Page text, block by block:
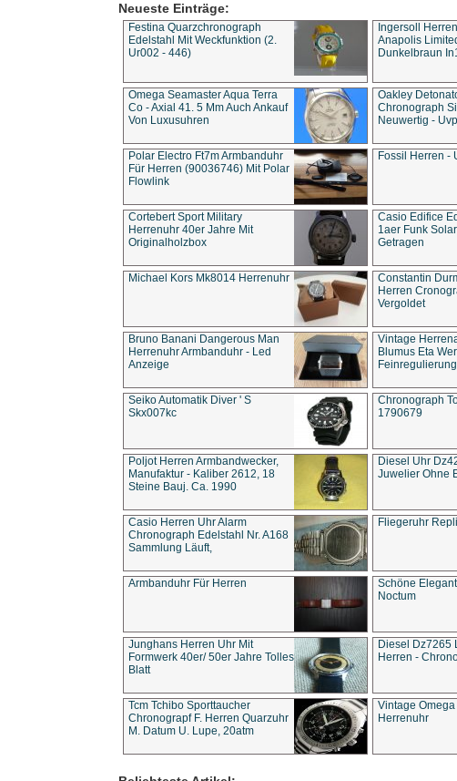
Neueste Einträge:
Festina Quarzchronograph
Edelstahl Mit Weckfunktion (2.
Ur002 - 446)
Ingersoll
Anapolis
Dunkelbraun
Omega Seamaster Aqua Terra
Co - Axial 41. 5 Mm Auch Ankauf
Von Luxusuhren
Oakley
Chronograph
Neuwertig -
Polar Electro Ft7m Armbanduhr
Für Herren (90036746) Mit Polar
Flowlink
Fossil Herren -
Cortebert Sport Military
Herrenuhr 40er Jahre Mit
Originalholzbox
Casio Edifice
1aer Funk
Getragen
Michael Kors Mk8014 Herrenuhr
Constantin
Herren
Vergoldet
Bruno Banani Dangerous Man
Herrenuhr Armbanduhr - Led
Anzeige
Vintage
Blumus Eta
Seiko Automatik Diver ' S
Skx007kc
Chronograph
1790679
Poljot Herren Armbandwecker,
Manufaktur - Kaliber 2612, 18
Steine Bauj. Ca. 1990
Diesel Uhr
Juwelier Ohne
Casio Herren Uhr Alarm
Chronograph Edelstahl Nr. A168
Sammlung Läuft,
Fliegeruhr
Armbanduhr Für Herren
Schöne
Noctum
Junghans Herren Uhr Mit
Formwerk 40er/ 50er Jahre Tolles
Blatt
Diesel Dz7265
Herren -
Tcm Tchibo Sporttaucher
Chronograpf F. Herren Quarzuhr
M. Datum U. Lupe, 20atm
Vintage
Herrenuhr